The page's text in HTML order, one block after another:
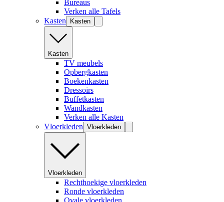
Bureaus
Verken alle Tafels
Kasten
Kasten
Kasten
TV meubels
Opbergkasten
Boekenkasten
Dressoirs
Buffetkasten
Wandkasten
Verken alle Kasten
Vloerkleden Vloerkleden
Vloerkleden
Rechthoekige vloerkleden
Ronde vloerkleden
Ovale vloerkleden